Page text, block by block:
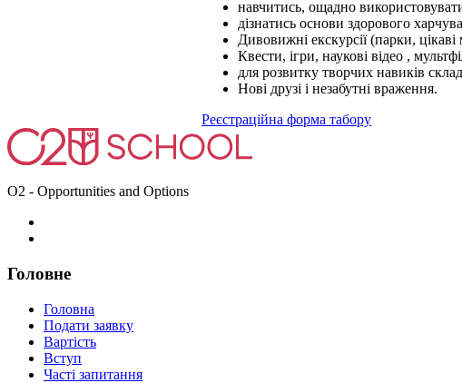
навчитись, ощадно
дізнатись основи здорового
Дивовижні екскурсії (парки, цікаві
Квести, ігри, наукові відео ,
для розвитку творчих навиків
Нові друзі і незабутні враження.
Реєстраційна форма табору
O2 - Opportunities and Options
Головне
Головна
Подати заявку
Вартість
Вступ
Часті запитання